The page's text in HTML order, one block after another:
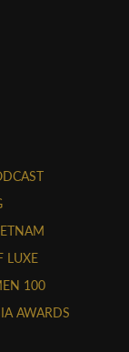
LUXE
100
AWARDS